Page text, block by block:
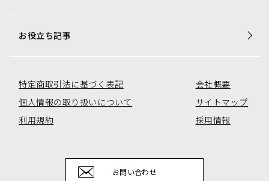
オリジナル商品一覧
お役立ち記事
特定商取引法に基づく表記
個人情報の取り扱いについて
利用規約
会社概要
サイトマップ
採用情報
お問い合わせ